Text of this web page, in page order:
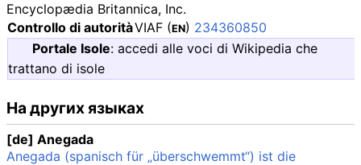
Encyclopædia Britannica, Inc.
Controllo di autoritàVIAF (EN) 234360850
Portale Isole: accedi alle voci di Wikipedia che
trattano di isole
На других языках
[de] Anegada
Anegada (spanisch für „überschwemmt“) ist die